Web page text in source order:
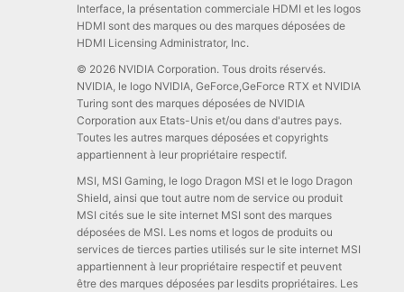
Interface, la présentation commerciale HDMI et les logos
HDMI sont des marques ou des marques déposées de
HDMI Licensing Administrator, Inc.
© 2026 NVIDIA Corporation. Tous droits réservés.
NVIDIA, le logo NVIDIA, GeForce,GeForce RTX et NVIDIA
Turing sont des marques déposées de NVIDIA
Corporation aux Etats-Unis et/ou dans d'autres pays.
Toutes les autres marques déposées et copyrights
appartiennent à leur propriétaire respectif.
MSI, MSI Gaming, le logo Dragon MSI et le logo Dragon
Shield, ainsi que tout autre nom de service ou produit
MSI cités sue le site internet MSI sont des marques
déposées de MSI. Les noms et logos de produits ou
services de tierces parties utilisés sur le site internet MSI
appartiennent à leur propriétaire respectif et peuvent
être des marques déposées par lesdits propriétaires. Les